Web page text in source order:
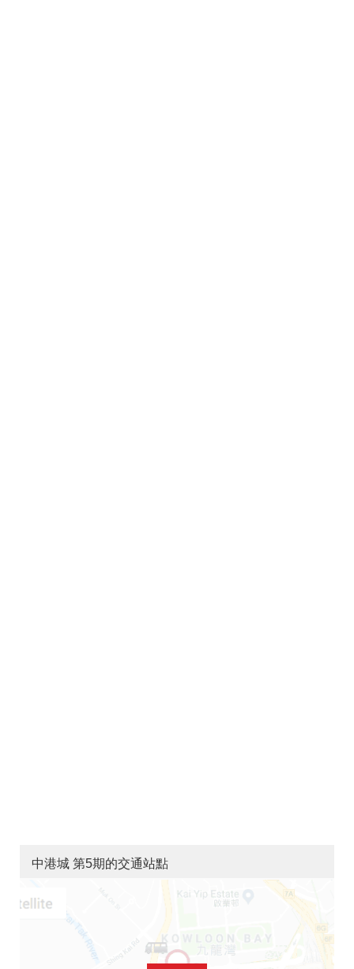
中港城 第5期的交通站點